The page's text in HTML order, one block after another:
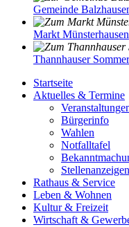
Gemeinde
Markt Münsterhausen
Thannhauser Sommer
Startseite
Aktuelles & Termine
Bürgerinfo
Wahlen
Notfalltafel
Stellenanzeigen
Rathaus & Service
Leben & Wohnen
Kultur & Freizeit
Wirtschaft &